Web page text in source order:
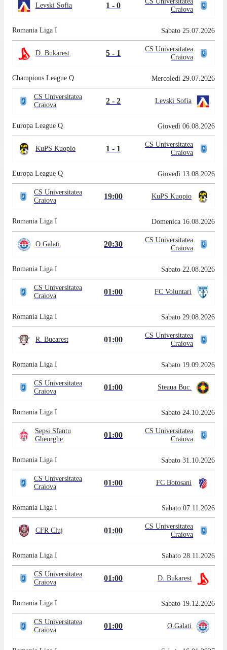
Levski Sofia 1 - 0
Craiova
Romania Liga I Sabato 25.07.2026
D. Bukarest 5 - 1
CS Universitatea
Craiova
Champions League Q Mercoledì 29.07.2026
CS Universitatea
Craiova
2 - 2 Levski Sofia
Europa League Q Giovedì 06.08.2026
KuPS Kuopio 1 - 1
CS Universitatea
Craiova
Europa League Q Giovedì 13.08.2026
CS Universitatea
Craiova
19:00 KuPS Kuopio
Romania Liga I Domenica 16.08.2026
O.Galati 20:30
CS Universitatea
Craiova
Romania Liga I Sabato 22.08.2026
CS Universitatea
Craiova
01:00 FC Voluntari
Romania Liga I Sabato 29.08.2026
R. Bucarest 01:00
CS Universitatea
Craiova
Romania Liga I Sabato 19.09.2026
CS Universitatea
Craiova
01:00 Steaua Buc.
Romania Liga I Sabato 24.10.2026
Sepsi Sfantu
Gheorghe
01:00
CS Universitatea
Craiova
Romania Liga I Sabato 31.10.2026
CS Universitatea
Craiova
01:00 FC Botosani
Romania Liga I Sabato 07.11.2026
CFR Cluj 01:00
CS Universitatea
Craiova
Romania Liga I Sabato 28.11.2026
CS Universitatea
Craiova
01:00 D. Bukarest
Romania Liga I Sabato 19.12.2026
CS Universitatea
Craiova
01:00 O.Galati